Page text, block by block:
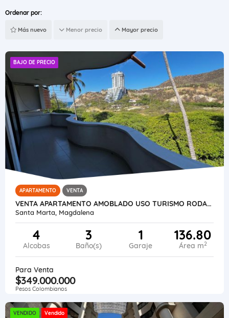
Ordenar por:
Más nuevo Menor precio Mayor precio
BAJO DE PRECIO
APARTAMENTO VENTA
VENTA APARTAMENTO AMOBLADO USO TURISMO RODADERO
Santa Marta, Magdalena
4
Alcobas
3
Baño(s)
1
Garaje
136.80
Área m2
Para Venta
$349.000.000
Pesos Colombianos
VENDIDO Vendido